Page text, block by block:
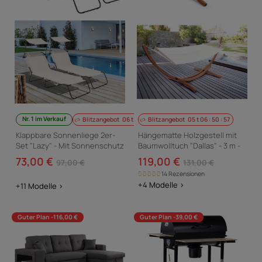
Nr. 1 im Verkauf Blitzangebot 06t 06: 50:56
Klappbare Sonnenliege 2er-
Set "Lazy" - Mit Sonnenschutz
- Beige
73,00 € 97,00 €
+11 Modelle >
Blitzangebot 05t06 :50 :56
Hängematte Holzgestell mit
Baumwolltuch "Dallas" - 3 m -
Ecru
119,00 € 131,00 €
14 Rezensionen
+4 Modelle >
Guter Plan -116,00 € Guter Plan -39,00 €